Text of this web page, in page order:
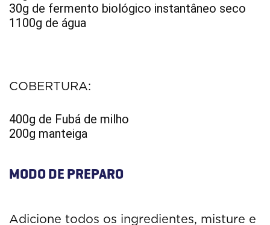
30g de fermento biológico instantâneo seco
1100g de água
COBERTURA:
400g de Fubá de milho
200g manteiga
MODO DE PREPARO
Adicione todos os ingredientes, misture e